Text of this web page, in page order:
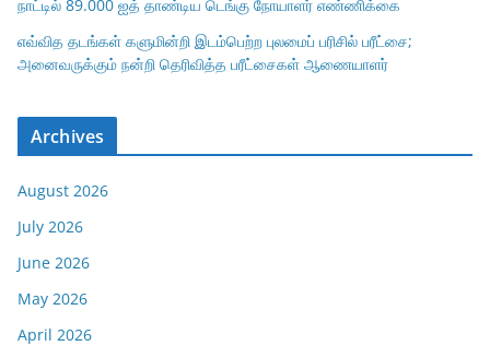
நாட்டில் 89.000 ஐத் தாண்டிய டெங்கு நோயாளர் எண்ணிக்கை
எவ்வித தடங்கள் களுமின்றி இடம்பெற்ற புலமைப் பரிசில் பரீட்சை;
அனைவருக்கும் நன்றி தெரிவித்த பரீட்சைகள் ஆணையாளர்
Archives
August 2026
July 2026
June 2026
May 2026
April 2026